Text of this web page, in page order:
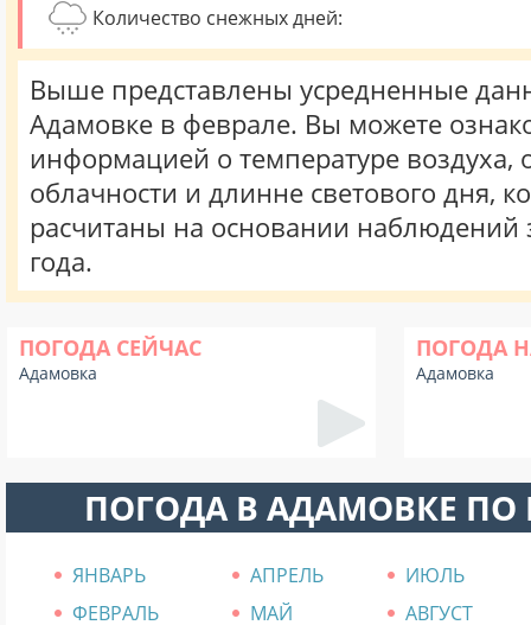
Количество снежных дней:
Выше представлены усредненные
Адамовке в феврале. Вы можете
информацией о температуре воздуха,
облачности и длинне светового дня,
расчитаны на основании наблюдений
года.
ПОГОДА СЕЙЧАС
Адамовка
ПОГОДА
Адамовка
ПОГОДА В АДАМОВКЕ
ЯНВАРЬ АПРЕЛЬ
ИЮЛЬ
ФЕВРАЛЬ
МАЙ
АВГУСТ